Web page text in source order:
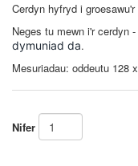
Cerdyn hyfryd i
Neges tu mewn i'r cerdyn -
dymuniad da.
Mesuriadau: oddeutu 128
Nifer